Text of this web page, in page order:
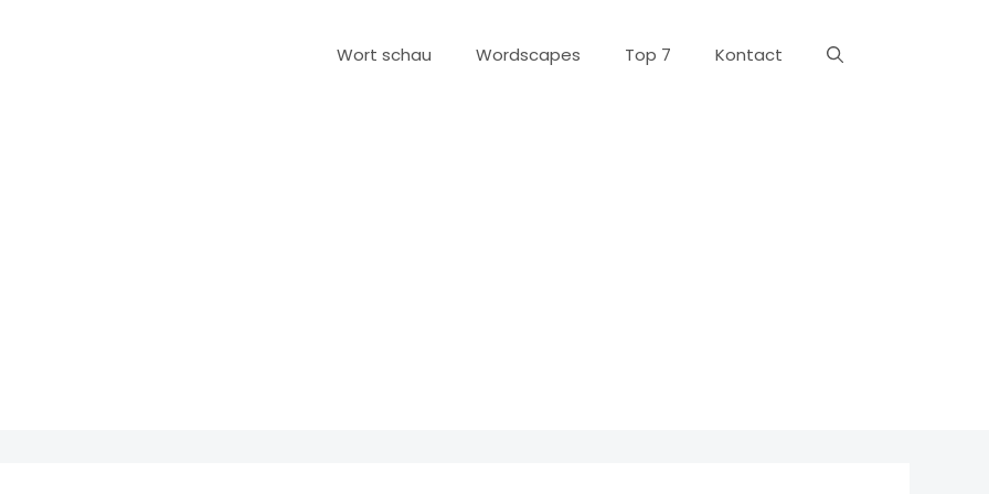
Wort schau Wordscapes Top 7 Kontact